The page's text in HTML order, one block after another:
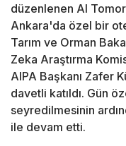
düzenlenen AI
Ankara'da özel bir
Tarım ve Orman
Zeka Araştırma
AIPA Başkanı Zafer
davetli katıldı. Gün
seyredilmesinin
ile devam etti.